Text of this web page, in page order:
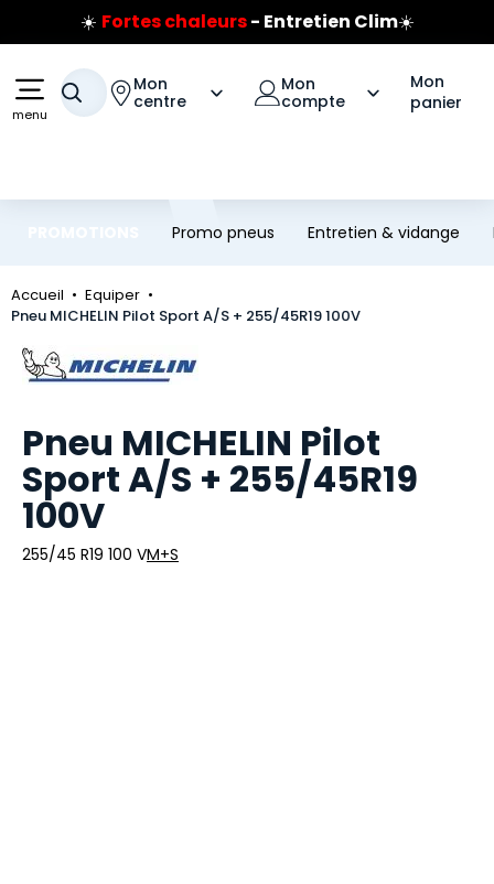
Aller au contenu principal
Aller à la navigation
☀️ Fortes chaleurs- Entretien Clim☀️
Prix coûtant pneus Bridgestone
Jusqu'à 120€ remboursés sur les pneus Bridgestone
menu
Votre recherche
Mon
centre
Mon
compte
Mon
panier
Promo pneus Entretien & vidange
Accueil
Equiper
Pneu MICHELIN Pilot Sport A/S + 255/45R19 100V
Marque
Pneu MICHELIN Pilot
Sport A/S + 255/45R19
100V
255/45 R19 100 VM+S